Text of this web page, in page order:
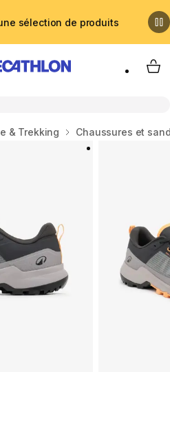
sélection de produits
My
& Trekking Chaussures et